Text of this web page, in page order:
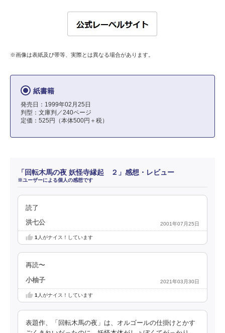
※画像は表紙及び帯等、実際とは異なる場合があります。
紙書籍
発売日：1999年02月25日
判型：文庫判／240ページ
定価：525円（本体500円＋税）
「回転木馬の夜 妖怪寺縁起 ２」感想・レビュー
※ユーザーによる個人の感想です
読了
洪七公 2001年07月25日
1 人がナイス！しています
再読〜
小柚子 2021年03月30日
1 人がナイス！しています
表題作、「回転木馬の夜」は、オルゴールの仕掛けとかす